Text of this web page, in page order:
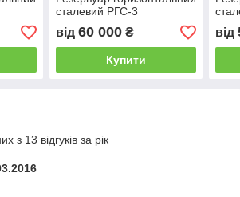
сталевий РГС-3
від 60 000₴
Купити
від
з 13 відгуків за рік